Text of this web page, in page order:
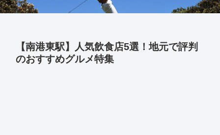
【南港東駅】人気飲食店5選！地元で評判
のおすすめグルメ特集